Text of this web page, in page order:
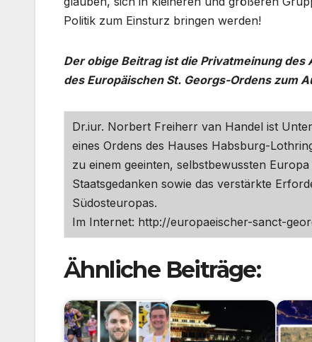
Politik zum Einsturz bringen werden!
Der obige Beitrag ist die Privatmeinung
des Europäischen St. Georgs-Ordens zum
Dr.iur. Norbert Freiherr van Handel ist
eines Ordens des Hauses Habsburg-
zu einem geeinten, selbstbewussten
Staatsgedanken sowie das verstärkte
Südosteuropas.
Im Internet: http://europaeischer-sanct-
Ähnliche Beiträge: